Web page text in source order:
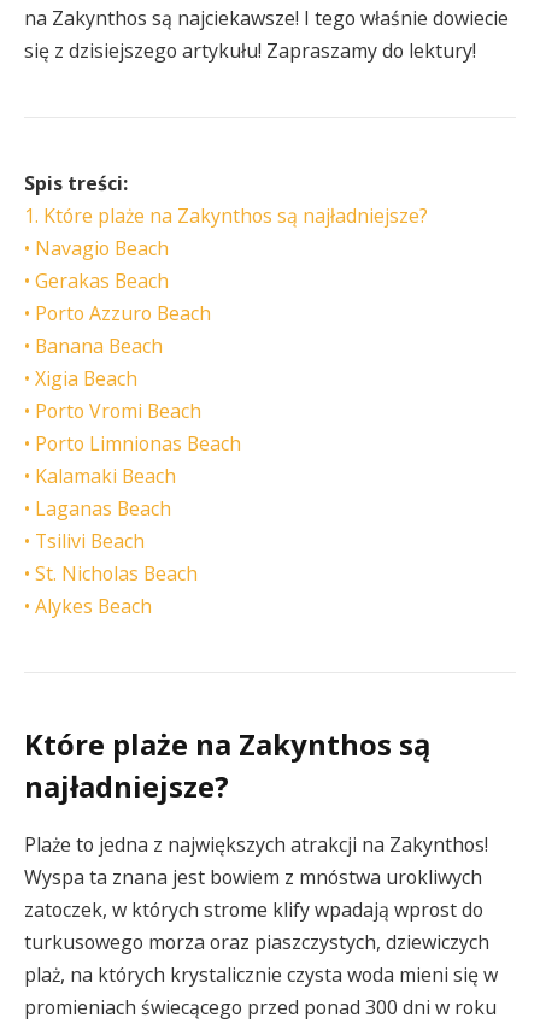
na Zakynthos są najciekawsze! I tego właśnie dowiecie
się z dzisiejszego artykułu! Zapraszamy do lektury!
Spis treści:
1. Które plaże na Zakynthos są najładniejsze?
• Navagio Beach
• Gerakas Beach
• Porto Azzuro Beach
• Banana Beach
• Xigia Beach
• Porto Vromi Beach
• Porto Limnionas Beach
• Kalamaki Beach
• Laganas Beach
• Tsilivi Beach
• St. Nicholas Beach
• Alykes Beach
Które plaże na Zakynthos są
najładniejsze?
Plaże to jedna z największych atrakcji na Zakynthos!
Wyspa ta znana jest bowiem z mnóstwa urokliwych
zatoczek, w których strome klify wpadają wprost do
turkusowego morza oraz piaszczystych, dziewiczych
plaż, na których krystalicznie czysta woda mieni się w
promieniach świecącego przed ponad 300 dni w roku